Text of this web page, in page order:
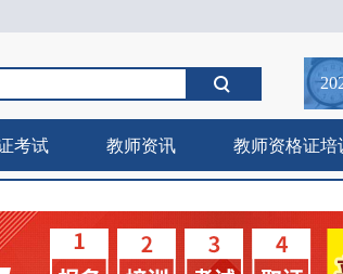
考试 教师资讯 教师资格证培